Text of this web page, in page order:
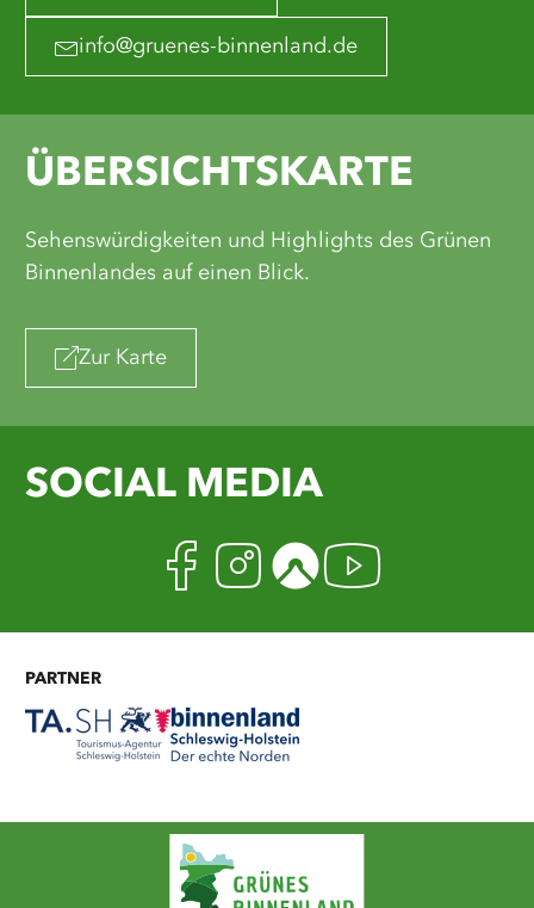
info@gruenes-binnenland.de
ÜBERSICHTSKARTE
Sehenswürdigkeiten und Highlights des Grünen
Binnenlandes auf einen Blick.
Zur Karte
SOCIAL MEDIA
Facebook
Instagram
Komoot
PARTNER